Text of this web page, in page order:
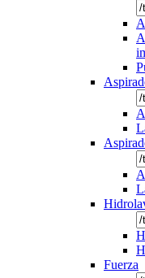
Fuerza